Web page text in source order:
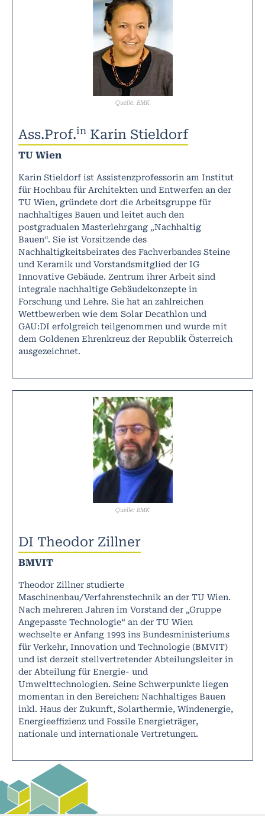
Quelle: BMK
Ass.Prof.in Karin Stieldorf
TU Wien
Karin Stieldorf ist Assistenzprofessorin am Institut
für Hochbau für Architekten und Entwerfen an der
TU Wien, gründete dort die Arbeitsgruppe für
nachhaltiges Bauen und leitet auch den
postgradualen Masterlehrgang „Nachhaltig
Bauen“. Sie ist Vorsitzende des
Nachhaltigkeitsbeirates des Fachverbandes Steine
und Keramik und Vorstandsmitglied der IG
Innovative Gebäude. Zentrum ihrer Arbeit sind
integrale nachhaltige Gebäudekonzepte in
Forschung und Lehre. Sie hat an zahlreichen
Wettbewerben wie dem Solar Decathlon und
GAU:DI erfolgreich teilgenommen und wurde mit
dem Goldenen Ehrenkreuz der Republik Österreich
ausgezeichnet.
Quelle: BMK
DI Theodor Zillner
BMVIT
Theodor Zillner studierte
Maschinenbau/Verfahrenstechnik an der TU Wien.
Nach mehreren Jahren im Vorstand der „Gruppe
Angepasste Technologie“ an der TU Wien
wechselte er Anfang 1993 ins Bundesministeriums
für Verkehr, Innovation und Technologie (BMVIT)
und ist derzeit stellvertretender Abteilungsleiter in
der Abteilung für Energie- und
Umwelttechnologien. Seine Schwerpunkte liegen
momentan in den Bereichen: Nachhaltiges Bauen
inkl. Haus der Zukunft, Solarthermie, Windenergie,
Energieeffizienz und Fossile Energieträger,
nationale und internationale Vertretungen.